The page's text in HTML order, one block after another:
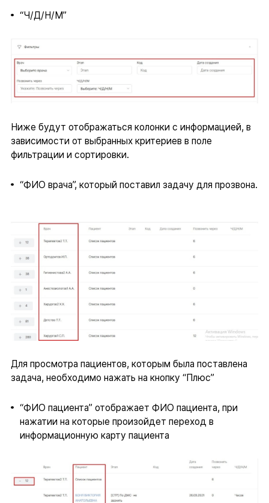
“Ч/Д/Н/М”
Ниже будут отображаться колонки с информацией, в
зависимости от выбранных критериев в поле
фильтрации и сортировки.
“ФИО врача”, который поставил задачу для прозвона.
Для просмотра пациентов, которым была поставлена
задача, необходимо нажать на кнопку “Плюс”
“ФИО пациента” отображает ФИО пациента, при
нажатии на которые произойдет переход в
информационную карту пациента